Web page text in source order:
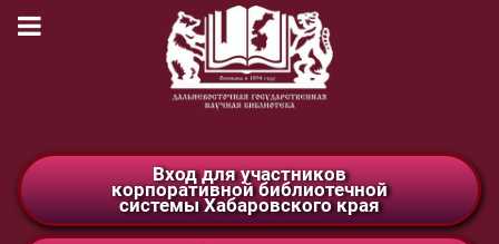
Вход для участников
корпоративной библиотечной
системы Хабаровского края